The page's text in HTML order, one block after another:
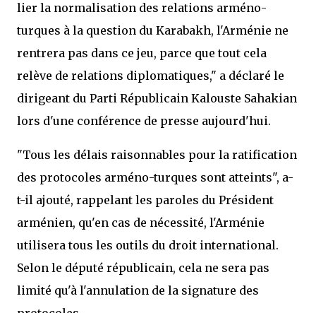
lier la normalisation des relations arméno-
turques à la question du Karabakh, l'Arménie ne
rentrera pas dans ce jeu, parce que tout cela
relève de relations diplomatiques," a déclaré le
dirigeant du Parti Républicain Kalouste Sahakian
lors d'une conférence de presse aujourd'hui.
"Tous les délais raisonnables pour la ratification
des protocoles arméno-turques sont atteints", a-
t-il ajouté, rappelant les paroles du Président
arménien, qu'en cas de nécessité, l'Arménie
utilisera tous les outils du droit international.
Selon le député républicain, cela ne sera pas
limité qu'à l'annulation de la signature des